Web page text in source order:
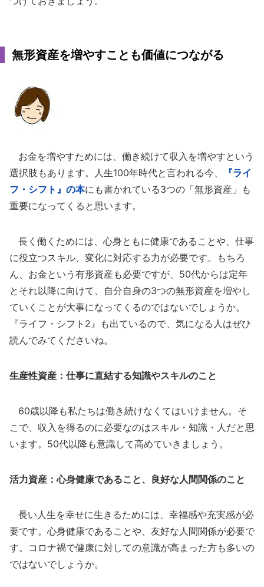
無形資産を増やすことも価値につながる
お金を増やすためには、働き続けて収入を増やすという
選択肢もあります。人生100年時代と言われる今、
『ライ
フ・シフト』の本にも書かれている3つの「無形資産」も
重要になってくると思います。
長く働くためには、心身ともに健康であることや、仕事
に役立つスキル、変化に対応する力が必要です。もちろ
ん、お金という有形資産も必要ですが、50代からは定年
とそれ以降に向けて、自分自身の3つの無形資産を増やし
ていくことが大事になってくるのではないでしょうか。
『ライフ・シフト2』も出ているので、気になる人はぜひ
読んでみてくださいね。
生産性資産：仕事に直結する知識やスキルのこと
60歳以降も私たちは働き続けなくてはいけません。そ
こで、収入を得るのに必要なのはスキル・知識・人だと思
います。50代以降も意識して高めていきましょう。
活力資産：心身健康であること、良好な人間関係のこと
長い人生を幸せに生きるためには、幸福感や充実感が必
要です。心身健康であることや、友好な人間関係が必要で
す。コロナ禍で健康に対しての意識が高まった方も多いの
ではないでしょうか。